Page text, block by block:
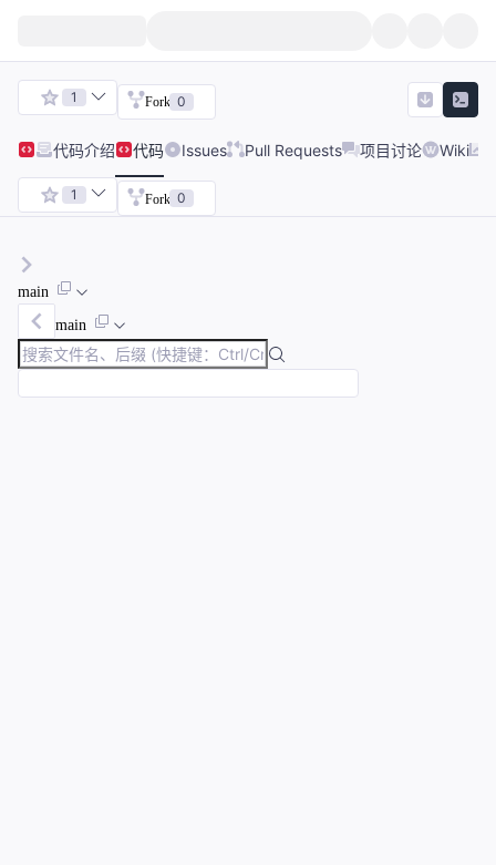
1 Fork 0
代码介绍 代码 Issues Pull Requests 项目讨论 Wiki
1 Fork 0
main
main